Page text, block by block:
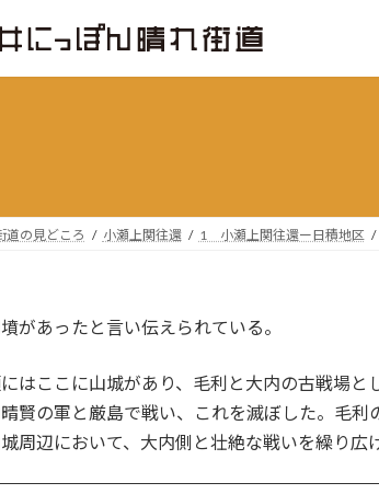
道の見どころ 小瀬上関往還 1 小瀬上関往還ー日積地区
があったと言い伝えられている。
はここに山城があり、毛利と大内の古戦場と
賢の軍と厳島で戦い、これを滅ぼした。毛
周辺において、大内側と壮絶な戦いを繰り広